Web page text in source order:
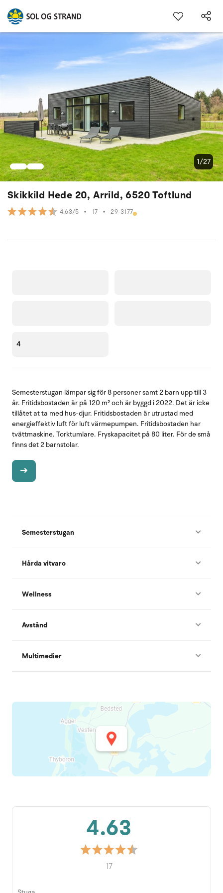
Skikkild Hede 20, Arrild, 6520 Toftlund
4.63/5 • 17 • 29-3177
1/27
4
Semesterstugan lämpar sig för 8 personer samt 2 barn upp till 3
år. Fritidsbostaden är på 120 m² och är byggd i 2022. Det är icke
tillåtet at ta med hus-djur. Fritidsbostaden är utrustad med
energieffektiv luft för luft värmepumpen. Fritidsbostaden har
tvättmaskine. Torktumlare. Fryskapacitet på 80 liter. För de små
finns det 2 barnstolar.
Semesterstugan
Hårda vitvaro
Wellness
Avstånd
Multimedier
4.63
17